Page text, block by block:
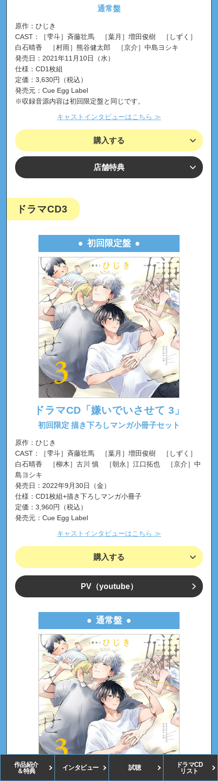
作品紹介
＆特典
インタビュー 試聴
ドラマCD
リスト
通常盤
原作：ひじき
CAST：［雫斗］斉藤壮馬 ［葉月］増田俊樹 ［しずく］
白石晴香 ［村雨］熊谷健太郎 ［京介］中島ヨシキ
発売日：2021年11月10日（水）
仕様：CD1枚組
定価：3,630円（税込）
発売元：Cue Egg Label
※収録音源内容は初回限定盤と同じです。
キャストインタビューはこちら ≫
購入する
店舗特典
ドラマCD3
初回限定盤
ドラマCD「嫌いでいさせて 3」
初回限定 描き下ろしマンガ小冊子セット
原作：ひじき
CAST：［雫斗］斉藤壮馬 ［葉月］増田俊樹 ［しずく］
白石晴香 ［柳木］古川 慎 ［朝永］江口拓也 ［京介］中
島ヨシキ
発売日：2022年9月30日（金）
仕様：CD1枚組+描き下ろしマンガ小冊子
定価：3,960円（税込）
発売元：Cue Egg Label
キャストインタビューはこちら ≫
購入する
PV（youtube）
通常盤